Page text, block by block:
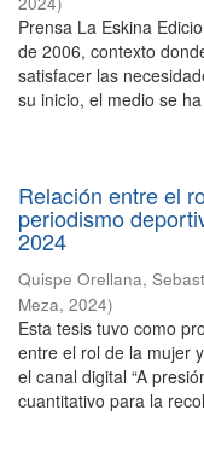
Prensa La Eskina
de 2006, contexto
satisfacer las
su inicio, el medio se
Relación entre el
periodismo
2024
Quispe Orellana,
Meza, 2024)
Esta tesis tuvo como
entre el rol de la mujer
el canal digital “A
cuantitativo para la